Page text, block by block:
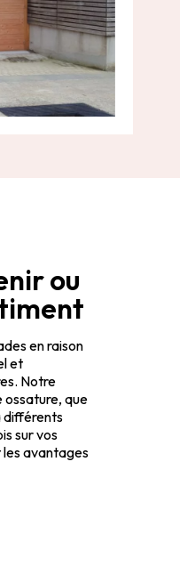
ou
en raison
et
Notre
que
différents
sur vos
les avantages